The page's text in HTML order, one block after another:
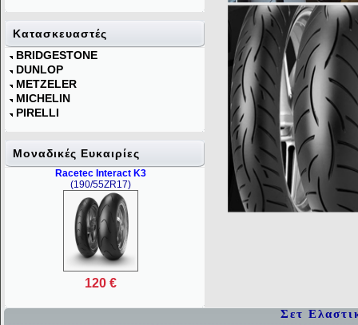
Κατασκευαστές
BRIDGESTONE
DUNLOP
METZELER
MICHELIN
PIRELLI
Mοναδικές Ευκαιρίες
Racetec Interact K3
(190/55ZR17)
120 €
Σετ